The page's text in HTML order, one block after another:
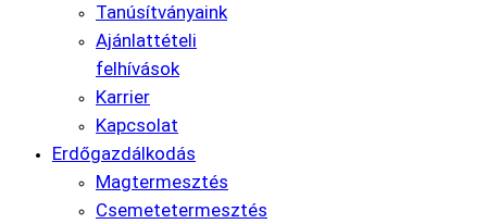
Tanúsítványaink
Ajánlattételi
felhívások
Karrier
Kapcsolat
Erdőgazdálkodás
Magtermesztés
Csemetetermesztés